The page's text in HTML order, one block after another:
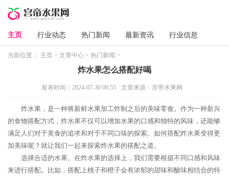
主页 行业动态 热门新闻 最新资讯 行业信息
当前位置： 主页 > 文章中心 > 热门新闻 >
炸水果怎么搭配好喝
发表时间：2024-07-30 00:55 文章来源：宫帝水果网
炸水果，是一种将新鲜水果加工炸制之后的美味零食。作为一种新兴
的食物搭配方式，炸水果不仅可以增加水果的口感和独特的风味，还能够
满足人们对于美食的追求和对于不同口味的探索。如何搭配炸水果变得更
加美味呢？就让我们一起来探索炸水果的搭配之道。
选择合适的水果。在炸水果的选择上，我们需要根据不同口感和风味
来进行搭配。比如，搭配上桃子和橙子会有浓郁的甜味和酸味相结合的特